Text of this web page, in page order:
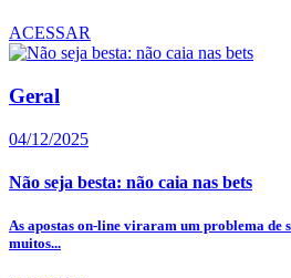
ACESSAR
Geral
04/12/2025
Não seja besta: não caia nas bets
As apostas on-line viraram um problema de
muitos...